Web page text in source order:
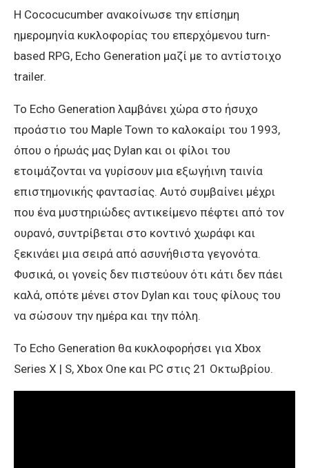
Η Cococucumber ανακοίνωσε την επίσημη
ημερομηνία κυκλοφορίας του επερχόμενου turn-
based RPG, Echo Generation μαζί με το αντίστοιχο
trailer.
To Echo Generation λαμβάνει χώρα στο ήσυχο
προάστιο του Maple Town το καλοκαίρι του 1993,
όπου ο ήρωάς μας Dylan και οι φίλοι του
ετοιμάζονται να γυρίσουν μια εξωγήινη ταινία
επιστημονικής φαντασίας. Αυτό συμβαίνει μέχρι
που ένα μυστηριώδες αντικείμενο πέφτει από τον
ουρανό, συντρίβεται στο κοντινό χωράφι και
ξεκινάει μια σειρά από ασυνήθιστα γεγονότα.
Φυσικά, οι γονείς δεν πιστεύουν ότι κάτι δεν πάει
καλά, οπότε μένει στον Dylan και τους φίλους του
να σώσουν την ημέρα και την πόλη.
Το Echo Generation θα κυκλοφορήσει για Xbox
Series X | S, Xbox One και PC στις 21 Οκτωβρίου.